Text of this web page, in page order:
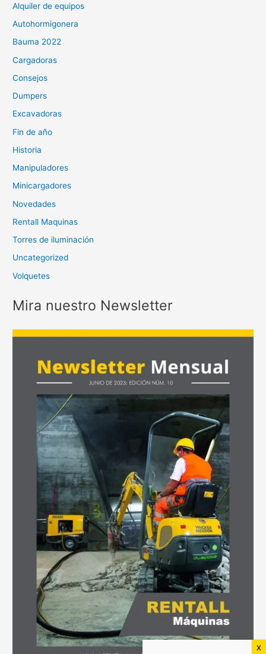
Alquiler de equipos
Autohormigonera
Bauma 2022
Cargadoras
Consejos
Dumpers
Excavadoras
Fin de año
Historia
Manipuladores
Minicargadores
Novedades
Rentall Maquinas
Torres de iluminación
Uncategorized
Volquetes
Mira nuestro Newsletter